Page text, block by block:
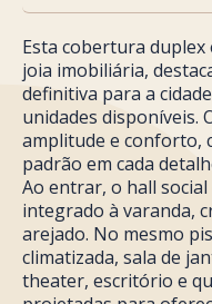
Esta cobertura duplex
joia imobiliária,
definitiva para a
unidades disponíveis.
amplitude e conforto,
padrão em cada
Ao entrar, o hall
integrado à varanda,
arejado. No mesmo
climatizada, sala de
theater, escritório e